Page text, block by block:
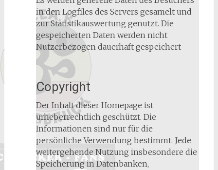
in den Logfiles des Servers gesamelt und
zur Statistikauswertung genutzt. Die
gespeicherten Daten werden nicht
Nutzerbezogen dauerhaft gespeichert
Copyright
Der Inhalt dieser Homepage ist
urheberrechtlich geschützt. Die
Informationen sind nur für die
persönliche Verwendung bestimmt. Jede
weitergehende Nutzung insbesondere die
Speicherung in Datenbanken,